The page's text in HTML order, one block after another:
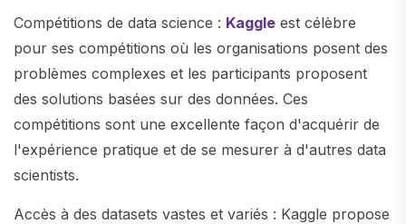
Compétitions de data science : Kaggle est célèbre
pour ses compétitions où les organisations posent des
problèmes complexes et les participants proposent
des solutions basées sur des données. Ces
compétitions sont une excellente façon d'acquérir de
l'expérience pratique et de se mesurer à d'autres data
scientists.
Accès à des datasets vastes et variés : Kaggle propose